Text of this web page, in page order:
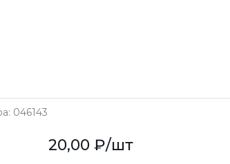
046143
20,00 ₽/шт